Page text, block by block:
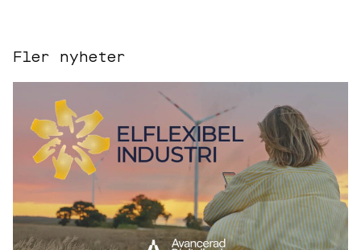
Fler nyheter